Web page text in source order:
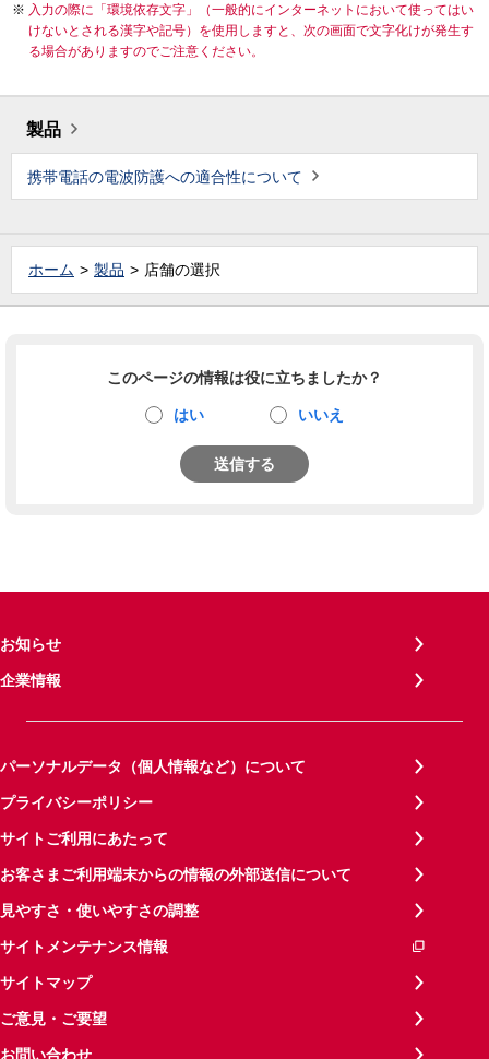
入力の際に「環境依存文字」（一般的にインターネットにおいて使ってはい
けないとされる漢字や記号）を使用しますと、次の画面で文字化けが発生す
る場合がありますのでご注意ください。
製品
携帯電話の電波防護への適合性について
ホーム 製品 店舗の選択
このページの情報は役に立ちましたか？
はい いいえ
送信する
お知らせ
企業情報
パーソナルデータ（個人情報など）について
プライバシーポリシー
サイトご利用にあたって
お客さまご利用端末からの情報の外部送信について
見やすさ・使いやすさの調整
サイトメンテナンス情報
サイトマップ
ご意見・ご要望
お問い合わせ